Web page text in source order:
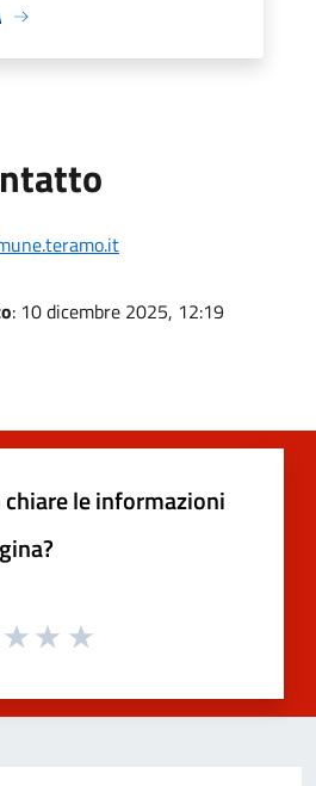
: 10 dicembre 2025, 12:19
le informazioni